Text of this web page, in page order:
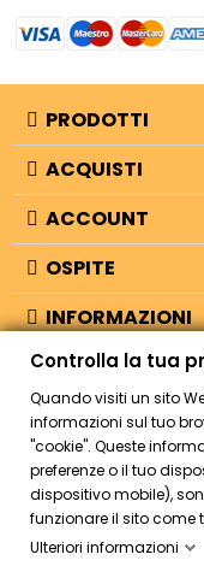
PRODOTTI
ACQUISTI
ACCOUNT
OSPITE
INFORMAZIONI
NEGOZIO
© 2026 - Bellearti.it -
HOME
Controlla la tua
Quando visiti un sito
informazioni sul tuo
"cookie". Queste
preferenze o il tuo
dispositivo mobile),
funzionare il sito come
Ulteriori informazioni